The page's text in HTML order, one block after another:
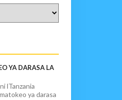
YA DARASA LA
lTanzania
ya darasa